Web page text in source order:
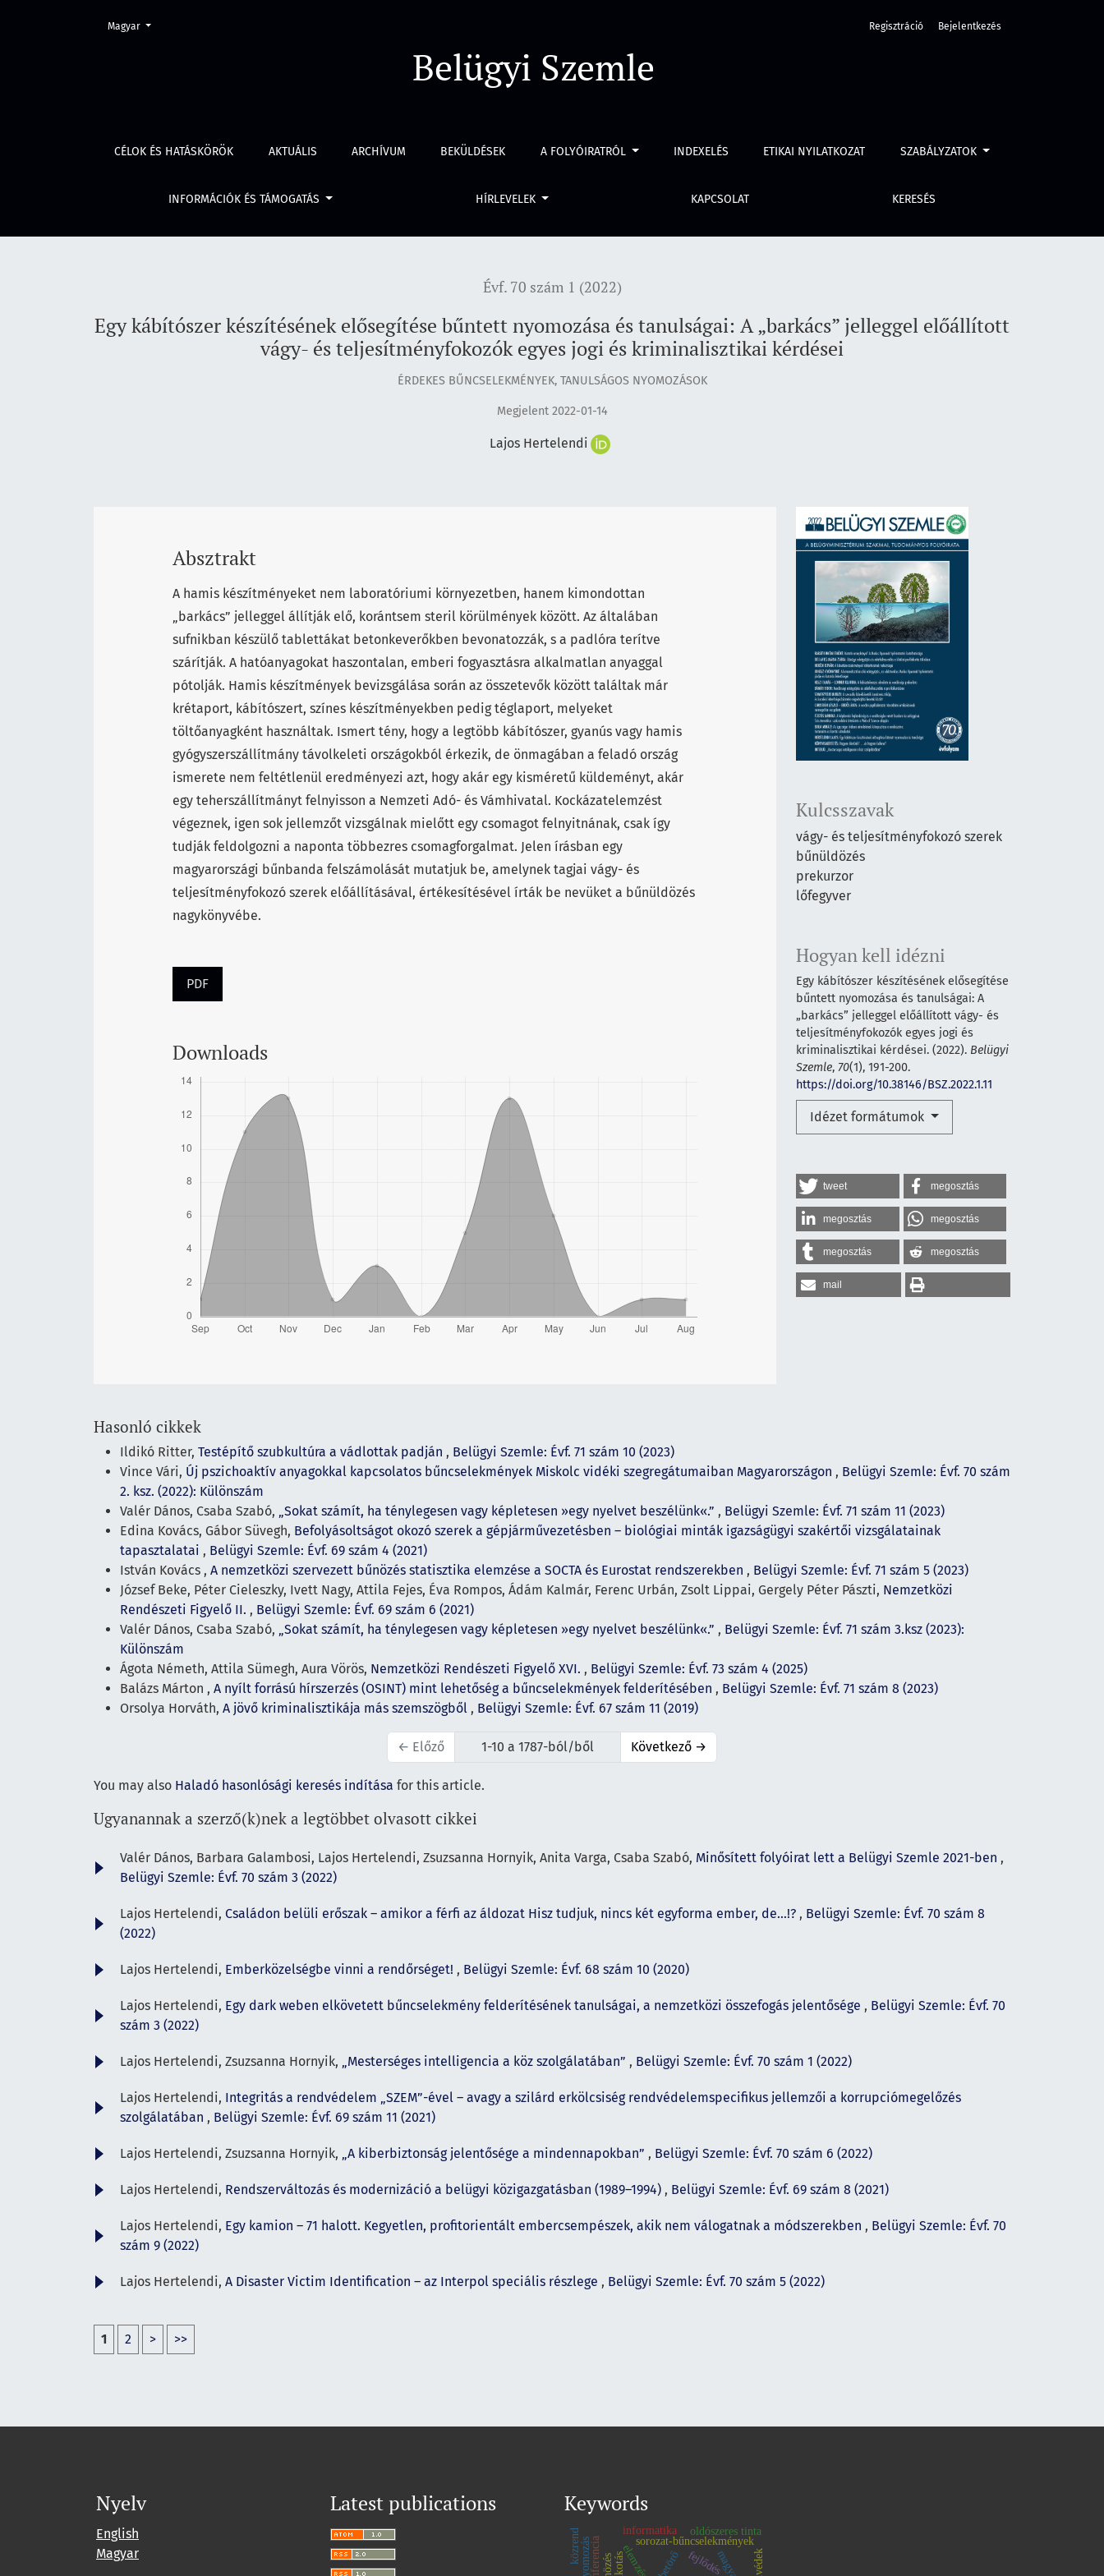
Egy kábítószer készítésének elősegítése bűntett nyomozása és tanulságai: A „barkács” jelleggel előállított vágy- és teljesítményfokozók egyes jogi és kriminalisztikai
Belügyi Szemle
CÉLOK ÉS HATÁSKÖRÖK AKTUÁLIS ARCHÍVUM BEKÜLDÉSEK A FOLYÓIRATRÓL INDEXELÉS ETIKAI NYILATKOZAT SZABÁLYZATOK
INFORMÁCIÓK ÉS TÁMOGATÁS HÍRLEVELEK KAPCSOLAT KERESÉS
Regisztráció Bejelentkezés
Change the language. The current language is:
Magyar
Évf. 70 szám 1 (2022)
Egy kábítószer készítésének elősegítése bűntett nyomozása és tanulságai: A „barkács” jelleggel előállított
vágy- és teljesítményfokozók egyes jogi és kriminalisztikai kérdései
ÉRDEKES BŰNCSELEKMÉNYEK, TANULSÁGOS NYOMOZÁSOK
Megjelent 2022-01-14
Lajos Hertelendi
Kulcsszavak
vágy- és teljesítményfokozó szerek
bűnüldözés
prekurzor
lőfegyver
Hogyan kell idézni
Egy kábítószer készítésének elősegítése
bűntett nyomozása és tanulságai: A
„barkács” jelleggel előállított vágy- és
teljesítményfokozók egyes jogi és
kriminalisztikai kérdései. (2022). Belügyi
Szemle, 70(1), 191-200.
https://doi.org/10.38146/BSZ.2022.1.11
Idézet formátumok
tweet megosztás
megosztás megosztás
megosztás megosztás
mail
Absztrakt
A hamis készítményeket nem laboratóriumi környezetben, hanem kimondottan
„barkács” jelleggel állítják elő, korántsem steril körülmények között. Az általában
sufnikban készülő tablettákat betonkeverőkben bevonatozzák, s a padlóra terítve
szárítják. A hatóanyagokat haszontalan, emberi fogyasztásra alkalmatlan anyaggal
pótolják. Hamis készítmények bevizsgálása során az összetevők között találtak már
krétaport, kábítószert, színes készítményekben pedig téglaport, melyeket
töltőanyagként használtak. Ismert tény, hogy a legtöbb kábítószer, gyanús vagy hamis
gyógyszerszállítmány távolkeleti országokból érkezik, de önmagában a feladó ország
ismerete nem feltétlenül eredményezi azt, hogy akár egy kisméretű küldeményt, akár
egy teherszállítmányt felnyisson a Nemzeti Adó- és Vámhivatal. Kockázatelemzést
végeznek, igen sok jellemzőt vizsgálnak mielőtt egy csomagot felnyitnának, csak így
tudják feldolgozni a naponta többezres csomagforgalmat. Jelen írásban egy
magyarországi bűnbanda felszámolását mutatjuk be, amelynek tagjai vágy- és
teljesítményfokozó szerek előállításával, értékesítésével írták be nevüket a bűnüldözés
nagykönyvébe.
PDF
Downloads
Hasonló cikkek
Ildikó Ritter, Testépítő szubkultúra a vádlottak padján , Belügyi Szemle: Évf. 71 szám 10 (2023)
Vince Vári, Új pszichoaktív anyagokkal kapcsolatos bűncselekmények Miskolc vidéki szegregátumaiban Magyarországon , Belügyi Szemle: Évf. 70 szám
2. ksz. (2022): Különszám
Valér Dános, Csaba Szabó, „Sokat számít, ha ténylegesen vagy képletesen »egy nyelvet beszélünk«.” , Belügyi Szemle: Évf. 71 szám 11 (2023)
Edina Kovács, Gábor Süvegh, Befolyásoltságot okozó szerek a gépjárművezetésben – biológiai minták igazságügyi szakértői vizsgálatainak
tapasztalatai , Belügyi Szemle: Évf. 69 szám 4 (2021)
István Kovács , A nemzetközi szervezett bűnözés statisztika elemzése a SOCTA és Eurostat rendszerekben , Belügyi Szemle: Évf. 71 szám 5 (2023)
József Beke, Péter Cieleszky, Ivett Nagy, Attila Fejes, Éva Rompos, Ádám Kalmár, Ferenc Urbán, Zsolt Lippai, Gergely Péter Pászti, Nemzetközi
Rendészeti Figyelő II. , Belügyi Szemle: Évf. 69 szám 6 (2021)
Valér Dános, Csaba Szabó, „Sokat számít, ha ténylegesen vagy képletesen »egy nyelvet beszélünk«.” , Belügyi Szemle: Évf. 71 szám 3.ksz (2023):
Különszám
Ágota Németh, Attila Sümegh, Aura Vörös, Nemzetközi Rendészeti Figyelő XVI. , Belügyi Szemle: Évf. 73 szám 4 (2025)
Balázs Márton , A nyílt forrású hírszerzés (OSINT) mint lehetőség a bűncselekmények felderítésében , Belügyi Szemle: Évf. 71 szám 8 (2023)
Orsolya Horváth, A jövő kriminalisztikája más szemszögből , Belügyi Szemle: Évf. 67 szám 11 (2019)
← Előző 1-10 a 1787-ból/ből Következő →
You may also Haladó hasonlósági keresés indítása for this article.
Ugyanannak a szerző(k)nek a legtöbbet olvasott cikkei
Valér Dános, Barbara Galambosi, Lajos Hertelendi, Zsuzsanna Hornyik, Anita Varga, Csaba Szabó, Minősített folyóirat lett a Belügyi Szemle 2021-ben ,
Belügyi Szemle: Évf. 70 szám 3 (2022)
Lajos Hertelendi, Családon belüli erőszak – amikor a férfi az áldozat Hisz tudjuk, nincs két egyforma ember, de…!? , Belügyi Szemle: Évf. 70 szám 8
(2022)
Lajos Hertelendi, Emberközelségbe vinni a rendőrséget! , Belügyi Szemle: Évf. 68 szám 10 (2020)
Lajos Hertelendi, Egy dark weben elkövetett bűncselekmény felderítésének tanulságai, a nemzetközi összefogás jelentősége , Belügyi Szemle: Évf. 70
szám 3 (2022)
Lajos Hertelendi, Zsuzsanna Hornyik, „Mesterséges intelligencia a köz szolgálatában” , Belügyi Szemle: Évf. 70 szám 1 (2022)
Lajos Hertelendi, Integritás a rendvédelem „SZEM”-ével – avagy a szilárd erkölcsiség rendvédelemspecifikus jellemzői a korrupciómegelőzés
szolgálatában , Belügyi Szemle: Évf. 69 szám 11 (2021)
Lajos Hertelendi, Zsuzsanna Hornyik, „A kiberbiztonság jelentősége a mindennapokban” , Belügyi Szemle: Évf. 70 szám 6 (2022)
Lajos Hertelendi, Rendszerváltozás és modernizáció a belügyi közigazgatásban (1989–1994) , Belügyi Szemle: Évf. 69 szám 8 (2021)
Lajos Hertelendi, Egy kamion – 71 halott. Kegyetlen, profitorientált embercsempészek, akik nem válogatnak a módszerekben , Belügyi Szemle: Évf. 70
szám 9 (2022)
Lajos Hertelendi, A Disaster Victim Identification – az Interpol speciális részlege , Belügyi Szemle: Évf. 70 szám 5 (2022)
1 2 > >>
Nyelv
English
Magyar
Latest publications Keywords
sorozat-bűncselekmények
elemzés
oldószeres tinta
konferencia betörő
nyomozás
közrend fejlődés
informatika